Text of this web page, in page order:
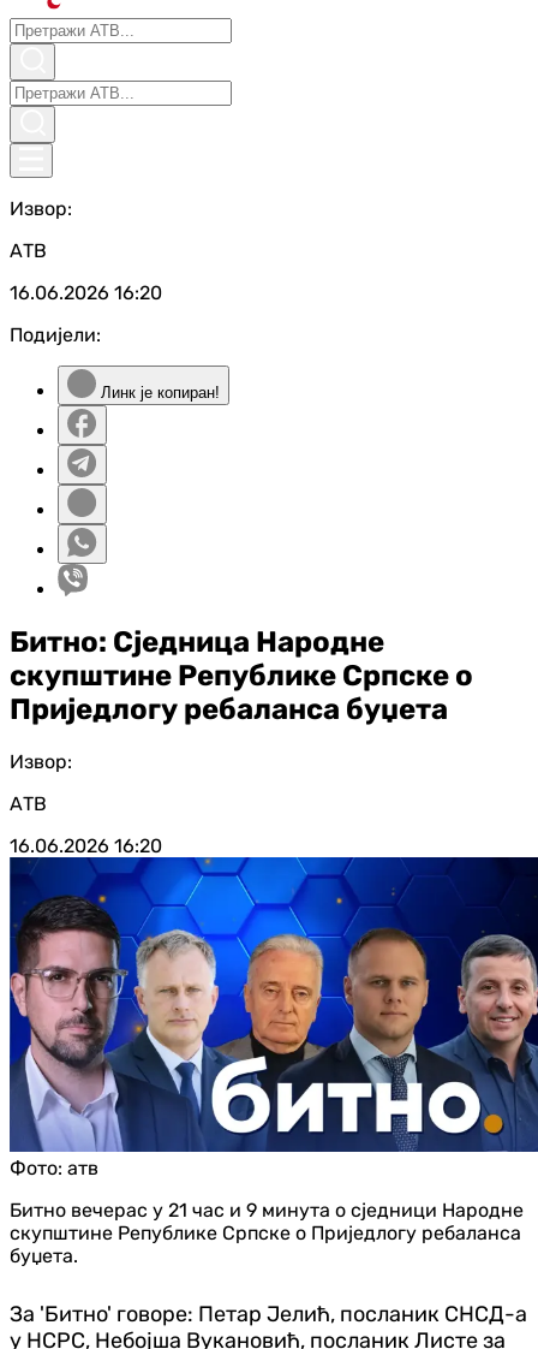
Извор:
АТВ
16.06.2026 16:20
Подијели:
Линк је копиран!
Битно: Сједница Народне
скупштине Републике Српске о
Приједлогу ребаланса буџета
Извор:
АТВ
16.06.2026 16:20
Фото: атв
Битно вечерас у 21 час и 9 минута о сједници Народне
скупштине Републике Српске о Приједлогу ребаланса
буџета.
За 'Битно' говоре: Петар Јелић, посланик СНСД-а
у НСРС, Небојша Вукановић, посланик Листе за